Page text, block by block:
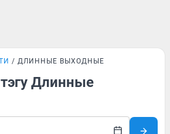
ДЛИННЫЕ ВЫХОДНЫЕ
Длинные